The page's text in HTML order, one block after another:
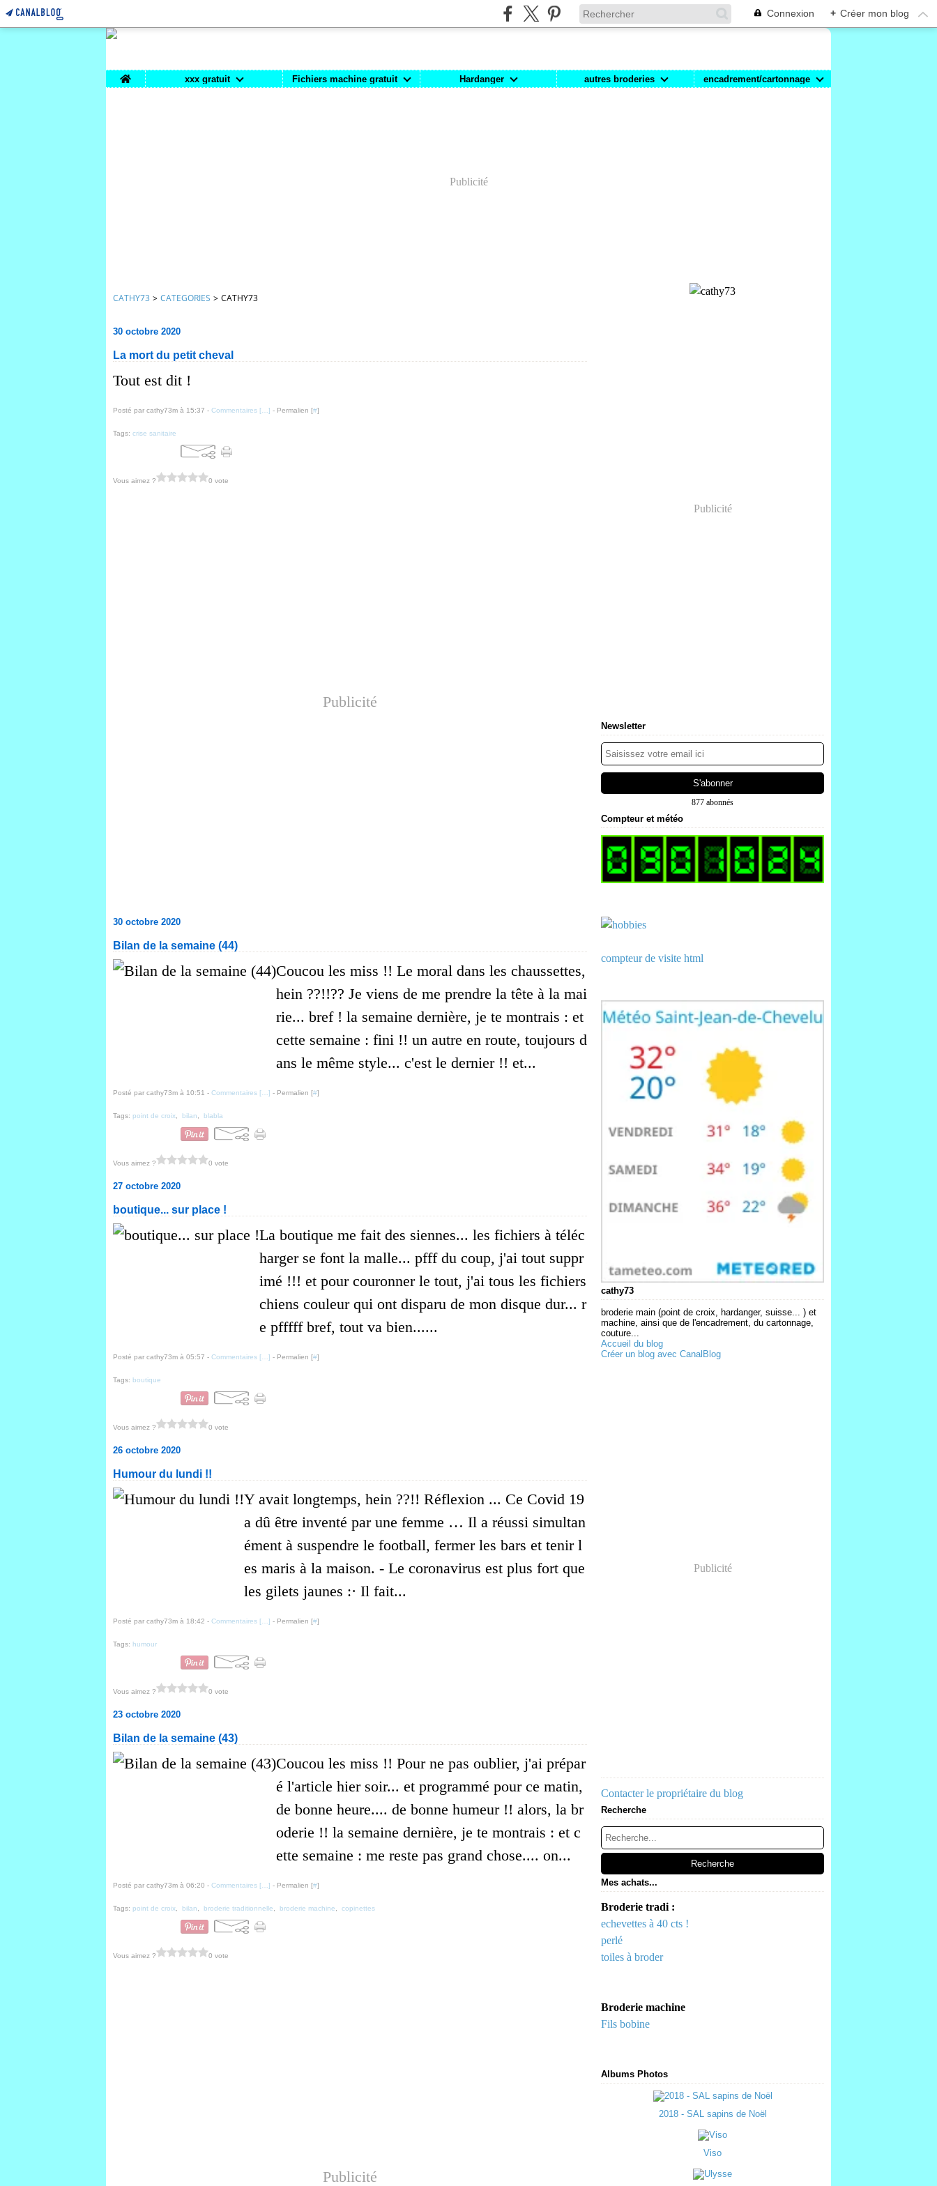
Connexion + Créer mon blog
Home xxx gratuit Fichiers machine gratuit Hardanger autres broderies encadrement/cartonnage
Publicité
CATHY73 > CATEGORIES > CATHY73
30 octobre 2020
La mort du petit cheval
Tout est dit !
Posté par cathy73m à 15:37 - Commentaires [ ] - Permalien [#]
Tags: crise sanitaire
Vous aimez ? 0 vote
Publicité
30 octobre 2020
Bilan de la semaine (44)
Coucou les miss !! Le moral dans les chaussettes,
hein ??!!?? Je viens de me prendre la tête à la mai
rie... bref ! la semaine dernière, je te montrais : et
cette semaine : fini !! un autre en route, toujours d
ans le même style... c'est le dernier !! et...
Posté par cathy73m à 10:51 - Commentaires [ ] - Permalien [#]
Tags: point de croix bilan blabla
Vous aimez ? 0 vote
27 octobre 2020
boutique... sur place !
La boutique me fait des siennes... les fichiers à téléc
harger se font la malle... pfff du coup, j'ai tout suppr
imé !!! et pour couronner le tout, j'ai tous les fichiers
chiens couleur qui ont disparu de mon disque dur... r
e pfffff bref, tout va bien......
Posté par cathy73m à 05:57 - Commentaires [ ] - Permalien [#]
Tags: boutique
Vous aimez ? 0 vote
26 octobre 2020
Humour du lundi !!
Y avait longtemps, hein ??!! Réflexion ... Ce Covid 19
a dû être inventé par une femme … Il a réussi simultan
ément à suspendre le football, fermer les bars et tenir l
es maris à la maison. - Le coronavirus est plus fort que
les gilets jaunes :· Il fait...
Posté par cathy73m à 18:42 - Commentaires [ ] - Permalien [#]
Tags: humour
Vous aimez ? 0 vote
23 octobre 2020
Bilan de la semaine (43)
Coucou les miss !! Pour ne pas oublier, j'ai prépar
é l'article hier soir... et programmé pour ce matin,
de bonne heure.... de bonne humeur !! alors, la br
oderie !! la semaine dernière, je te montrais : et c
ette semaine : me reste pas grand chose.... on...
Posté par cathy73m à 06:20 - Commentaires [ ] - Permalien [#]
Tags: point de croix bilan broderie traditionnelle broderie machine copinettes
Vous aimez ? 0 vote
Publicité
Publicité
Newsletter
877 abonnés
Compteur et météo
compteur de visite html
cathy73
broderie main (point de croix, hardanger, suisse... ) et
machine, ainsi que de l'encadrement, du cartonnage,
couture...
Accueil du blog
Créer un blog avec CanalBlog
Publicité
Contacter le propriétaire du blog
Recherche
Mes achats...
Broderie tradi :
echevettes à 40 cts !
perlé
toiles à broder
Broderie machine
Fils bobine
Albums Photos
2018 - SAL sapins de Noël
Viso